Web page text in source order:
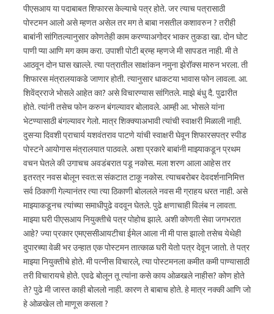
पीएसआय या पदाबाबत शिफारस केल्याचे पत्र होते. जर त्याच पत्रासाठी
पोस्टमन आलो असे म्हणत असेल तर मग ते बाबा नसतील कशावरुन ? तरीही
बाबांनी सांगितल्यानुसार कोणतेही काम करण्याअगोदर भाकर तुकडा खा. दोन घोट
पाणी प्या आणि मग काम करा. उपाशी पोटी ब्रम्ह म्हणजे मी सापडत नाही. मी ते
आठवून दोन घास खाल्ले. त्या पत्रातील साक्षांकन नमुना झेरॉक्स मारुन भरला. ती
शिफारस मंत्रालयाकडे जाणार होती. त्यानुसार धाकटया भावास फोन लावला. आ.
शिवेंद्रराजे भोसले आहेत का? असे विचारण्यास सांगितले. माझे बंधु दै. पुढारीत
होते. त्यांनी तसेच फोन करुन बंगल्यावर बोलावले. आम्ही आ. भोसले यांना
भेटण्यासाठी बंगल्यावर गेलो. मात्र शिक्क्याअभावी त्यांची स्वाक्षरी मिळाली नाही.
दुसऱ्या दिवशी प्राचार्य यशवंतराव पाटणे यांची स्वाक्षरी घेवून शिफारसपत्र स्पीड
पोस्टने आयोगास मंत्रालयात पाठवले. अशा प्रकारे बाबांनी माझ्याकडून प्रथम
वचन घेतले की उगाचच अवडंबरात पडू नकोस. मला शरण आला आहेस तर
इतरत्र नवस बोलून स्वत:स संकटात टाकू नकोस. त्याचबरोबर देवदर्शनानिमित्त
सर्व ठिकाणी गेल्यानंतर त्या त्या ठिकाणी बोललले नवस मी ग्राहय धरत नाही. असे
माझ्याकडूनच त्यांच्या समाधीपुढे वदवून घेतले. पुढे क्षणाचाही विलंब न लावता.
माझ्या घरी पीएसआय नियुक्तीचे पत्र पोहोच झाले. अशी कोणती सेवा जगभरात
आहे? ज्या प्रकार एमएससीआयटीचा ईमेल आला नी मी पास झालो तसेच येथेही
दुपारच्या वेळी भर उन्हात एक पोस्टमन तात्काळ घरी येतो पत्र देवून जातो. ते पत्र
माझ्या नियुक्तीचे होते. मी पत्नीस विचारले, त्या पोस्टमनला कमीत कमी पाण्यासाठी
तरी विचारायचे होते. एवढे बोलून तू त्यांना कसे काय ओळखले नाहीस? कोण होते
ते? पुढे मी जास्त काही बोललो नाही. कारण ते बाबाच होते. हे मात्र नक्की आणि जो
हे ओळखेल तो माणूस कसला ?